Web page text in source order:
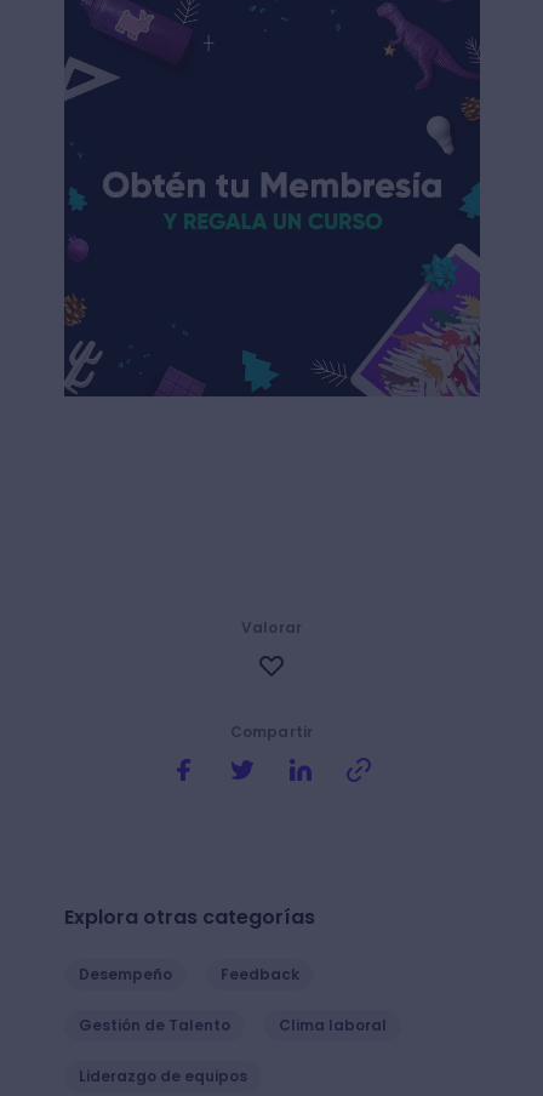
Compartir
Valorar
Explora otras categorías
Desempeño Feedback
Gestión de Talento Clima laboral
Liderazgo de equipos